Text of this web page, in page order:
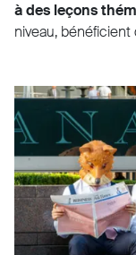
à des leçons
niveau,